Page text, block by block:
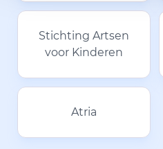
Stichting Artsen
voor Kinderen
Atria